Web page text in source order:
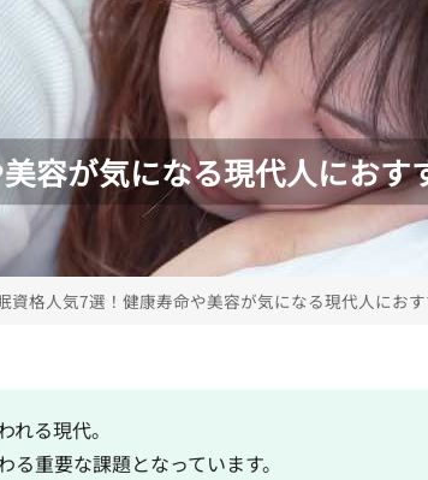
容が気になる現代人におす
資格人気7選！健康寿命や美容が気になる現代人にお
る現代。
重要な課題となっています。